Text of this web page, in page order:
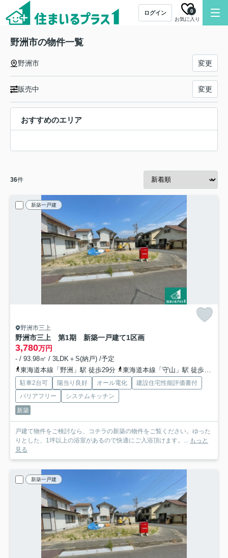
ログイン
お気に入り
0
野洲市の物件一覧
野洲市 変更
販売中 変更
おすすめのエリア
36件
新築一戸建
野洲市三上
野洲市三上 第1期 新築一戸建て1区画
3,780万円
- / 93.98㎡ / 3LDK＋S(納戸) /予定
東海道本線「野洲」駅 徒歩29分
東海道本線「守山」駅 徒歩42分
駐車2台可 陽当り良好 オール電化
建設住宅性能評価書付
バリアフリー
システムキッチン
新築
戸建て物件をご検討なら、コチラの新築の物件をご覧ください。ゆった
りとした、1坪以上の浴室があるので快適にご入浴頂けます。... もっと
見る
新築一戸建